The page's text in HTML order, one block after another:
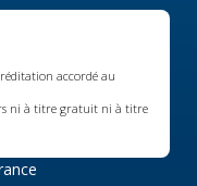
accordé au
ni à titre gratuit ni à titre